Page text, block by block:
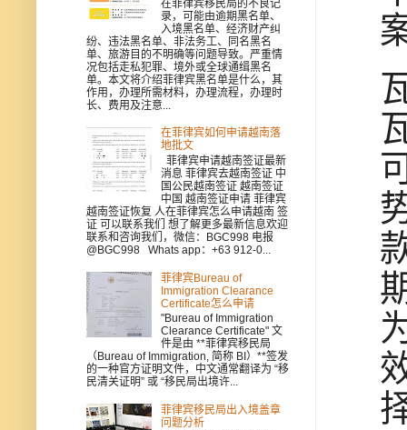
在菲律宾移民局的不良记
录，可能由逾期黑名单、
入境黑名单、经济财产纠
纷、违法黑名单、非法务工、同名黑名
单、旅游目的不明确等问题导致。严重情
况包括走私犯罪、境外或全球通缉黑名
单。本文将介绍菲律宾黑名单是什么，其
作用，办理所需材料，办理流程，办理时
长、费用及注意...
在菲律宾如何申请越南落
地批文
菲律宾申请越南签证最新
消息 菲律宾去越南签证 中
国公民越南签证 越南签证
中国 越南签证申请 菲律宾
越南签证恢复 人在菲律宾怎么申请越南 签
证 可以联系我们 想了解更多最新信息欢迎
联系和咨询我们，微信：BGC998 电报
@BGC998 Whats app：+63 912-0...
菲律宾Bureau of
Immigration Clearance
Certificate怎么申请
"Bureau of Immigration
Clearance Certificate" 文
件是由 **菲律宾移民局
（Bureau of Immigration, 简称 BI）**签发
的一种官方证明文件，中文通常翻译为 “移
民清关证明” 或 “移民局出境许...
菲律宾移民局出入境盖章
问题分析